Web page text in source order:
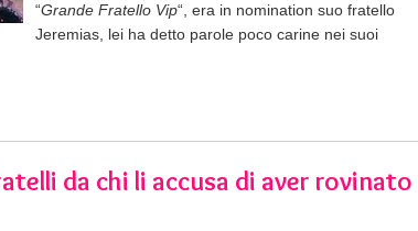
“Grande Fratello Vip“, era in nomination suo fratello
Jeremias, lei ha detto parole poco carine nei suoi
da chi li accusa di aver rovinato